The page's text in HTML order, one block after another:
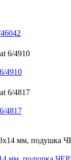
4910
4817